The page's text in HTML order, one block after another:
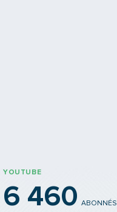
YOUTUBE
6 460 ABONNÉS